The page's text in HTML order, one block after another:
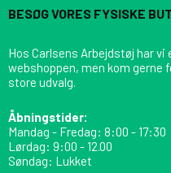
BESØG VORES FYSISKE
Hos Carlsens Arbejdstøj har
webshoppen, men kom gerne
store udvalg.
Åbningstider:
Mandag - Fredag: 8:00 - 17:30
Lørdag: 9:00 - 12.00
Søndag: Lukket